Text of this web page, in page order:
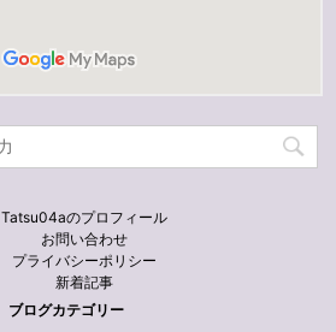
Tatsu04aのプロフィール
お問い合わせ
プライバシーポリシー
新着記事
ブログカテゴリー